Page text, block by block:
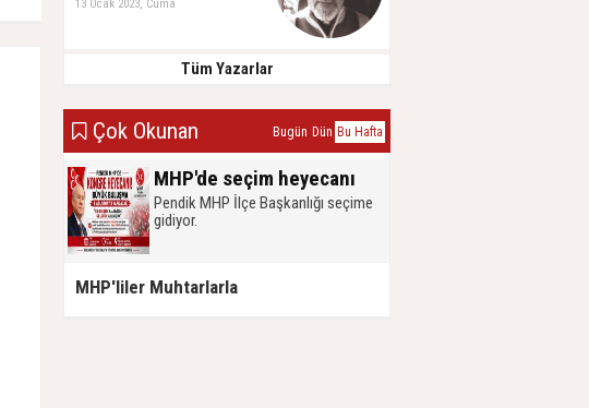
13 Ocak 2023, Cuma
Tüm Yazarlar
Çok Okunan Bugün Dün Bu Hafta
MHP'de seçim heyecanı
Pendik MHP İlçe Başkanlığı seçime
gidiyor.
MHP'liler Muhtarlarla